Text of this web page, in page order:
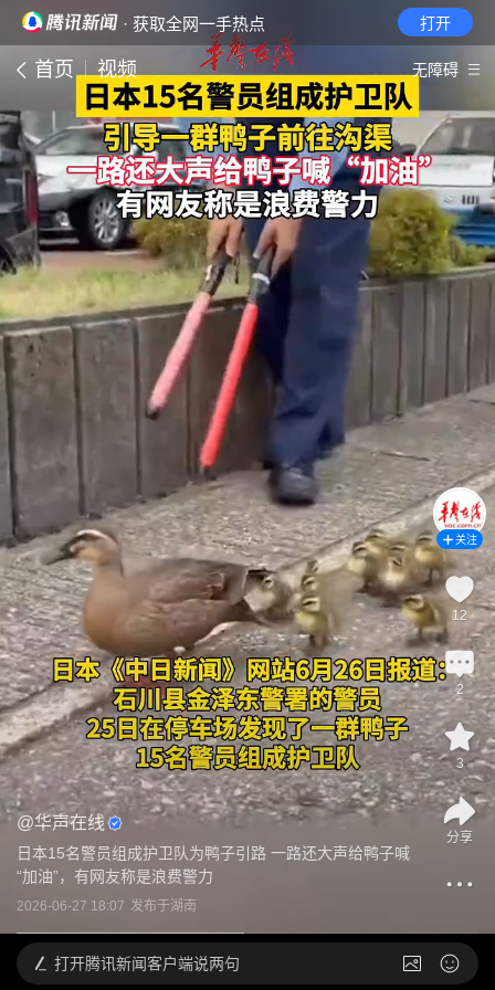
· 获取全网一手热点 打开
首页 视频 无障碍
@华声在线
日本15名警员组成护卫队为鸭子引路 一路还大声给鸭子喊
“加油”，有网友称是浪费警力
2026-06-27 18:07 发布于湖南
关注
12
2
3
分享
打开腾讯新闻客户端说两句